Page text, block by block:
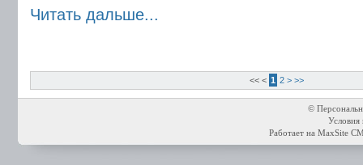
Читать дальше...
<< < 1 2 > >>
©
Условия
Работает на MaxSite